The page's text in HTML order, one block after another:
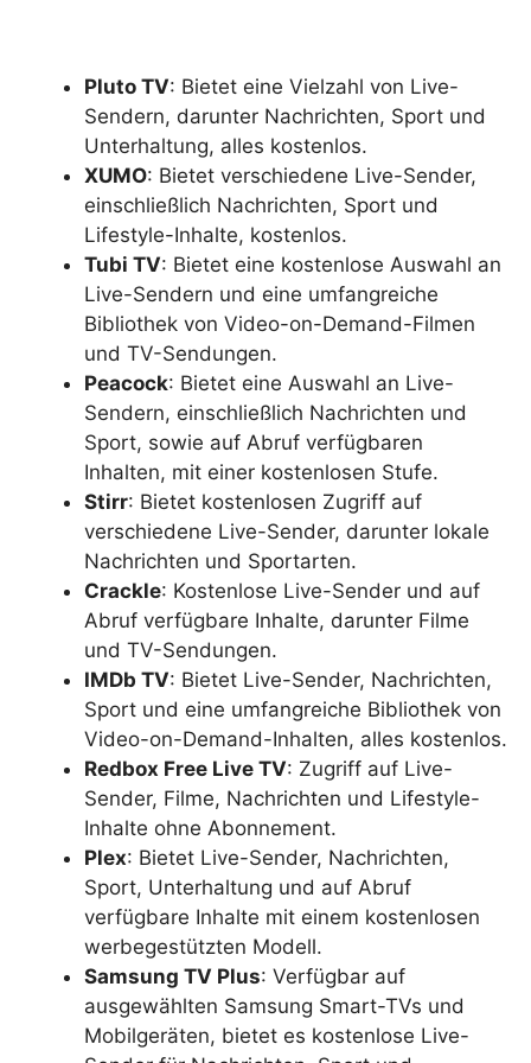
Pluto TV: Bietet eine Vielzahl von Live-
Sendern, darunter Nachrichten, Sport und
Unterhaltung, alles kostenlos.
XUMO: Bietet verschiedene Live-Sender,
einschließlich Nachrichten, Sport und
Lifestyle-Inhalte, kostenlos.
Tubi TV: Bietet eine kostenlose Auswahl an
Live-Sendern und eine umfangreiche
Bibliothek von Video-on-Demand-Filmen
und TV-Sendungen.
Peacock: Bietet eine Auswahl an Live-
Sendern, einschließlich Nachrichten und
Sport, sowie auf Abruf verfügbaren
Inhalten, mit einer kostenlosen Stufe.
Stirr: Bietet kostenlosen Zugriff auf
verschiedene Live-Sender, darunter lokale
Nachrichten und Sportarten.
Crackle: Kostenlose Live-Sender und auf
Abruf verfügbare Inhalte, darunter Filme
und TV-Sendungen.
IMDb TV: Bietet Live-Sender, Nachrichten,
Sport und eine umfangreiche Bibliothek von
Video-on-Demand-Inhalten, alles kostenlos.
Redbox Free Live TV: Zugriff auf Live-
Sender, Filme, Nachrichten und Lifestyle-
Inhalte ohne Abonnement.
Plex: Bietet Live-Sender, Nachrichten,
Sport, Unterhaltung und auf Abruf
verfügbare Inhalte mit einem kostenlosen
werbegestützten Modell.
Samsung TV Plus: Verfügbar auf
ausgewählten Samsung Smart-TVs und
Mobilgeräten, bietet es kostenlose Live-